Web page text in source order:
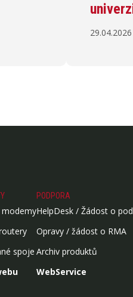
29.04.2026
modemy
spoje
PODPORA
HelpDesk / Žádost o
Opravy / žádost o RMA
Archiv produktů
WebService